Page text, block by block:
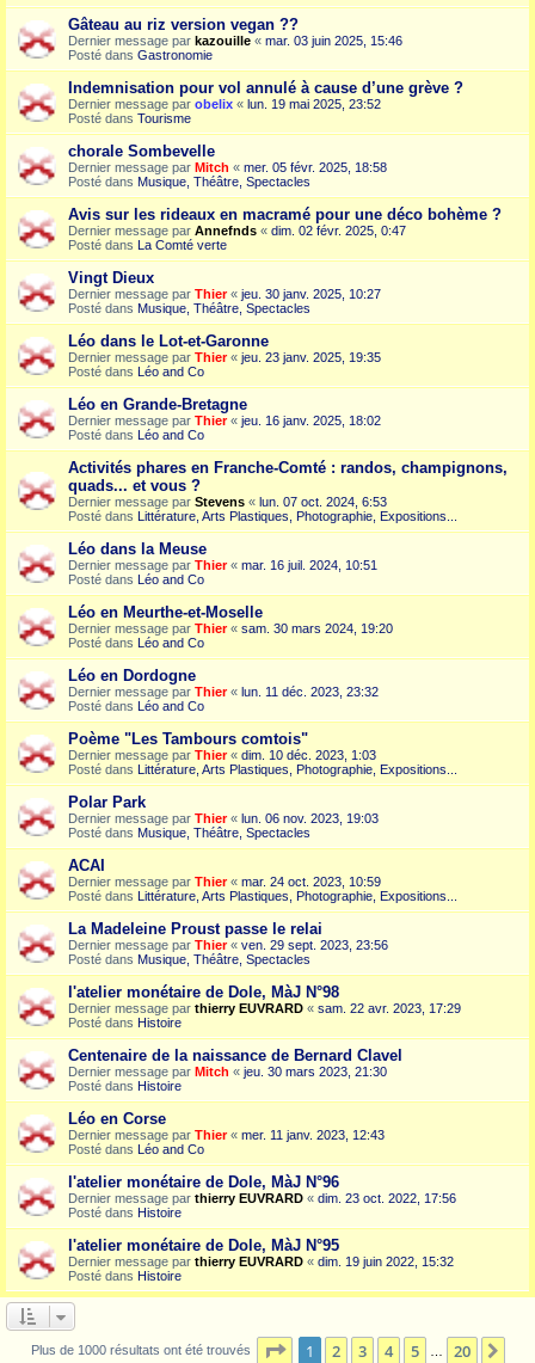
Gâteau au riz version vegan ??
Dernier message par kazouille « mar. 03 juin 2025, 15:46
Posté dans Gastronomie
Indemnisation pour vol annulé à cause d’une grève ?
Dernier message par obelix « lun. 19 mai 2025, 23:52
Posté dans Tourisme
chorale Sombevelle
Dernier message par Mitch « mer. 05 févr. 2025, 18:58
Posté dans Musique, Théâtre, Spectacles
Avis sur les rideaux en macramé pour une déco bohème ?
Dernier message par Annefnds « dim. 02 févr. 2025, 0:47
Posté dans La Comté verte
Vingt Dieux
Dernier message par Thier« jeu. 30 janv. 2025, 10:27
Posté dans Musique, Théâtre, Spectacles
Léo dans le Lot-et-Garonne
Dernier message par Thier« jeu. 23 janv. 2025, 19:35
Posté dans Léo and Co
Léo en Grande-Bretagne
Dernier message par Thier« jeu. 16 janv. 2025, 18:02
Posté dans Léo and Co
Activités phares en Franche-Comté : randos, champignons,
quads... et vous ?
Dernier message par Stevens « lun. 07 oct. 2024, 6:53
Posté dans Littérature, Arts Plastiques, Photographie, Expositions...
Léo dans la Meuse
Dernier message par Thier« mar. 16 juil. 2024, 10:51
Posté dans Léo and Co
Léo en Meurthe-et-Moselle
Dernier message par Thier« sam. 30 mars 2024, 19:20
Posté dans Léo and Co
Léo en Dordogne
Dernier message par Thier« lun. 11 déc. 2023, 23:32
Posté dans Léo and Co
Poème "Les Tambours comtois"
Dernier message par Thier« dim. 10 déc. 2023, 1:03
Posté dans Littérature, Arts Plastiques, Photographie, Expositions...
Polar Park
Dernier message par Thier« lun. 06 nov. 2023, 19:03
Posté dans Musique, Théâtre, Spectacles
ACAI
Dernier message par Thier« mar. 24 oct. 2023, 10:59
Posté dans Littérature, Arts Plastiques, Photographie, Expositions...
La Madeleine Proust passe le relai
Dernier message par Thier« ven. 29 sept. 2023, 23:56
Posté dans Musique, Théâtre, Spectacles
l'atelier monétaire de Dole, MàJ N°98
Dernier message par thierry EUVRARD « sam. 22 avr. 2023, 17:29
Posté dans Histoire
Centenaire de la naissance de Bernard Clavel
Dernier message par Mitch « jeu. 30 mars 2023, 21:30
Posté dans Histoire
Léo en Corse
Dernier message par Thier« mer. 11 janv. 2023, 12:43
Posté dans Léo and Co
l'atelier monétaire de Dole, MàJ N°96
Dernier message par thierry EUVRARD « dim. 23 oct. 2022, 17:56
Posté dans Histoire
l'atelier monétaire de Dole, MàJ N°95
Dernier message par thierry EUVRARD « dim. 19 juin 2022, 15:32
Posté dans Histoire
Plus de 1000 résultats ont été trouvés Page 1sur20
1 2 3 4 5 20